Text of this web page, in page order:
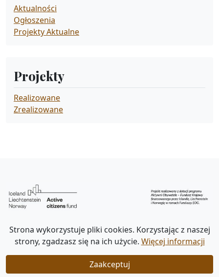
Aktualności
Ogłoszenia
Projekty Aktualne
Projekty
Realizowane
Zrealizowane
Deklaracja dostępności Polityka prywatności
© 2026 - Stowarzyszenie na Rzecz Postępu Demokracji ERWIN
Strona wykorzystuje pliki cookies. Korzystając z naszej
strony, zgadzasz się na ich użycie. Więcej informacji
Zaakceptuj